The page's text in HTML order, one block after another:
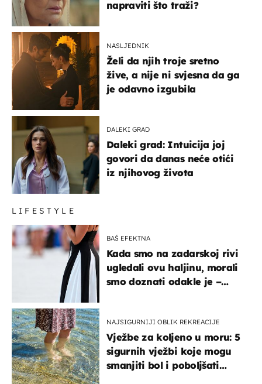
napraviti što traži?
NASLJEDNIK
Želi da njih troje sretno
žive, a nije ni svjesna da ga
je odavno izgubila
DALEKI GRAD
Daleki grad: Intuicija joj
govori da danas neće otići
iz njihovog života
LIFESTYLE
BAŠ EFEKTNA
Kada smo na zadarskoj rivi
ugledali ovu haljinu, morali
smo doznati odakle je –
NAJSIGURNIJI OBLIK REKREACIJE
Vježbe za koljeno u moru: 5
sigurnih vježbi koje mogu
smanjiti bol i poboljšati